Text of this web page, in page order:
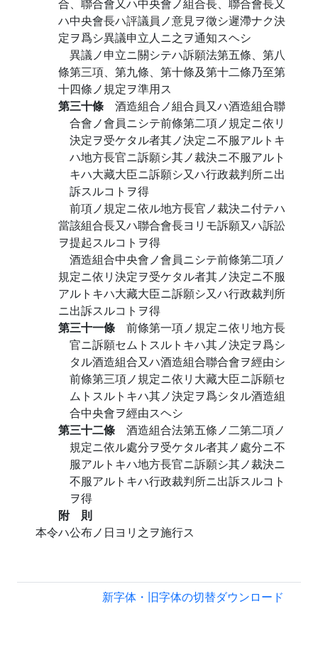
ハ中央會長ハ評議員ノ意見ヲ徵シ遲滯ナク決
定ヲ爲シ異議申立人ニ之ヲ通知スヘシ
異議ノ申立ニ關シテハ訴願法第五條、第八
條第三項、第九條、第十條及第十二條乃至第
十四條ノ規定ヲ準用ス
第三十條 酒造組合ノ組合員又ハ酒造組合聯
合會ノ會員ニシテ前條第二項ノ規定ニ依リ
決定ヲ受ケタル者其ノ決定ニ不服アルトキ
ハ地方長官ニ訴願シ其ノ裁決ニ不服アルト
キハ大藏大臣ニ訴願シ又ハ行政裁判所ニ出
訴スルコトヲ得
前項ノ規定ニ依ル地方長官ノ裁決ニ付テハ
當該組合長又ハ聯合會長ヨリモ訴願又ハ訴訟
ヲ提起スルコトヲ得
酒造組合中央會ノ會員ニシテ前條第二項ノ
規定ニ依リ決定ヲ受ケタル者其ノ決定ニ不服
アルトキハ大藏大臣ニ訴願シ又ハ行政裁判所
ニ出訴スルコトヲ得
第三十一條 前條第一項ノ規定ニ依リ地方長
官ニ訴願セムトスルトキハ其ノ決定ヲ爲シ
タル酒造組合又ハ酒造組合聯合會ヲ經由シ
前條第三項ノ規定ニ依リ大藏大臣ニ訴願セ
ムトスルトキハ其ノ決定ヲ爲シタル酒造組
合中央會ヲ經由スヘシ
第三十二條 酒造組合法第五條ノ二第二項ノ
規定ニ依ル處分ヲ受ケタル者其ノ處分ニ不
服アルトキハ地方長官ニ訴願シ其ノ裁決ニ
不服アルトキハ行政裁判所ニ出訴スルコト
ヲ得
附 則
本令ハ公布ノ日ヨリ之ヲ施行ス
新字体・旧字体の切替ダウンロード